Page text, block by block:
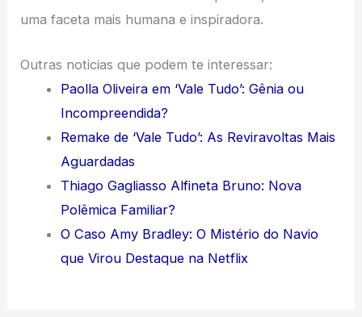
uma faceta mais humana e inspiradora.
Outras noticias que podem te interessar:
Paolla Oliveira em ‘Vale Tudo’: Gênia ou
Incompreendida?
Remake de ‘Vale Tudo’: As Reviravoltas Mais
Aguardadas
Thiago Gagliasso Alfineta Bruno: Nova
Polêmica Familiar?
O Caso Amy Bradley: O Mistério do Navio
que Virou Destaque na Netflix